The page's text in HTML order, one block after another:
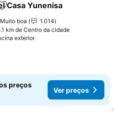
Adicionar aos favoritos
Casa Yunenisa
Muito boa
1.014
km de Centro da cidade
exterior
preços
Ver preços